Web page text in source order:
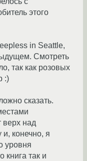
этого
in Seattle,
Смотреть
так как розовых
:)
сказать.
верх над
конечно, я
уровня
книга так и